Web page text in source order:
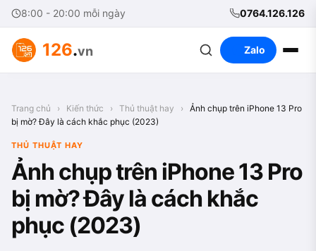
8:00 - 20:00 mỗi ngày 0764.126.126
126.vn Zalo
Trang chủ › Kiến thức › Thủ thuật hay › Ảnh chụp trên iPhone 13 Pro
bị mờ? Đây là cách khắc phục (2023)
THỦ THUẬT HAY
Ảnh chụp trên iPhone 13 Pro
bị mờ? Đây là cách khắc
phục (2023)